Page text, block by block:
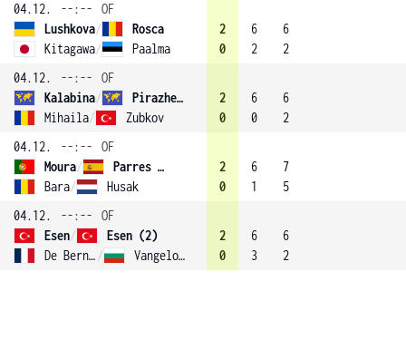
04.12.
--:--
OF
Lushkova/
Rosca
Kitagawa/ Paalma
2
0
6
2
6
2
04.12.
--:--
OF
Kalabina/
Pirazhenka (3)
Mihaila/ Zubkov
2
0
6
0
6
2
04.12.
--:--
OF
Moura/
Parres Azcoitia
Bara/ Husak
2
0
6
1
7
5
04.12.
--:--
OF
Esen/
Esen (2)
De Bernardi / Vangelova
2
0
6
3
6
2